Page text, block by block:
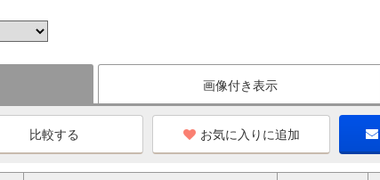
画像付き表示
お気に入りに追加